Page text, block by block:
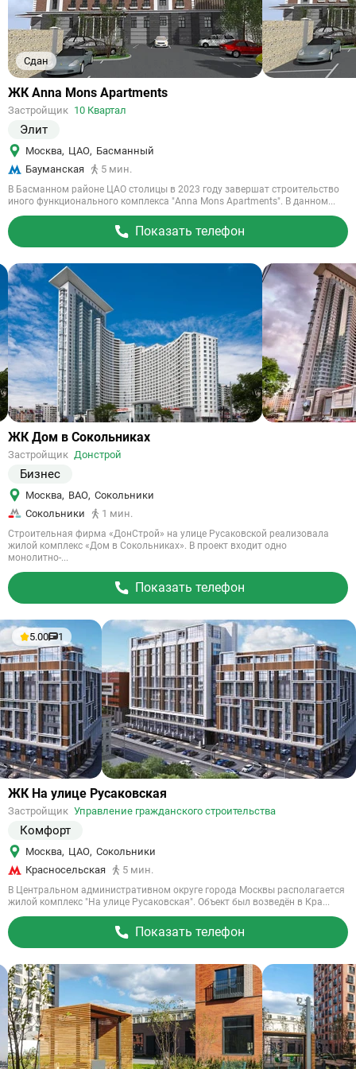
Сдан
Ссылка
объект
ЖК Anna Mons Apartments
Застройщик 10 Квартал
Элит
Москва, ЦАО, Басманный
Бауманская
5 мин.
В Басманном районе ЦАО столицы в 2023 году завершат строительство
иного функционального комплекса "Anna Mons Apartments". В данном...
Показать телефон
Ссылка
объект
ЖК Дом в Сокольниках
Застройщик Донстрой
Бизнес
Москва, ВАО, Сокольники
Сокольники
1 мин.
Строительная фирма «ДонСтрой» на улице Русаковской реализовала
жилой комплекс «Дом в Сокольниках». В проект входит одно
монолитно-...
Показать телефон
5.00 1
Ссылка
объект
ЖК На улице Русаковская
Застройщик Управление гражданского строительства
Комфорт
Москва, ЦАО, Сокольники
Красносельская
5 мин.
В Центральном административном округе города Москвы располагается
жилой комплекс "На улице Русаковская". Объект был возведён в Кра...
Показать телефон